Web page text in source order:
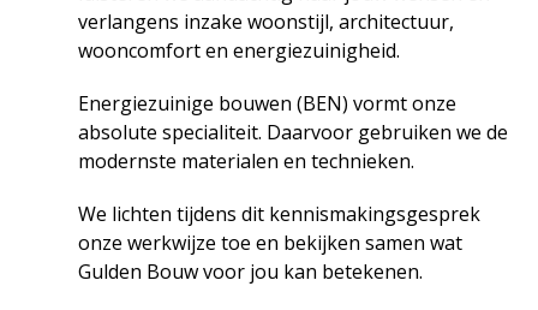
verlangens inzake woonstijl, architectuur,
wooncomfort en energiezuinigheid.
Energiezuinige bouwen (BEN) vormt onze
absolute specialiteit. Daarvoor gebruiken we de
modernste materialen en technieken.
We lichten tijdens dit kennismakingsgesprek
onze werkwijze toe en bekijken samen wat
Gulden Bouw voor jou kan betekenen.